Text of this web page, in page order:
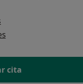
cita